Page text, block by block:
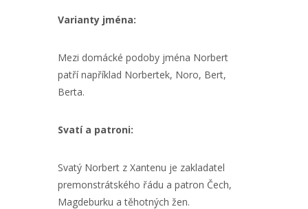
Varianty jména:
Mezi domácké podoby jména Norbert
patří například Norbertek, Noro, Bert,
Berta.
Svatí a patroni:
Svatý Norbert z Xantenu je zakladatel
premonstrátského řádu a patron Čech,
Magdeburku a těhotných žen.